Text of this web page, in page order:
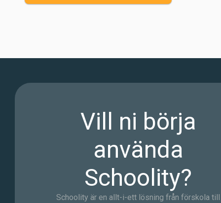
Vill ni börja
använda
Schoolity?
Schoolity är en allt-i-ett lösning från förskola till